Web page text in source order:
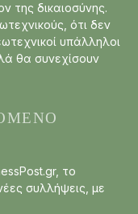
της δικαιοσύνης.
ότι δεν
υπάλληλοι
θα συνεχίσουν
το
συλλήψεις, με